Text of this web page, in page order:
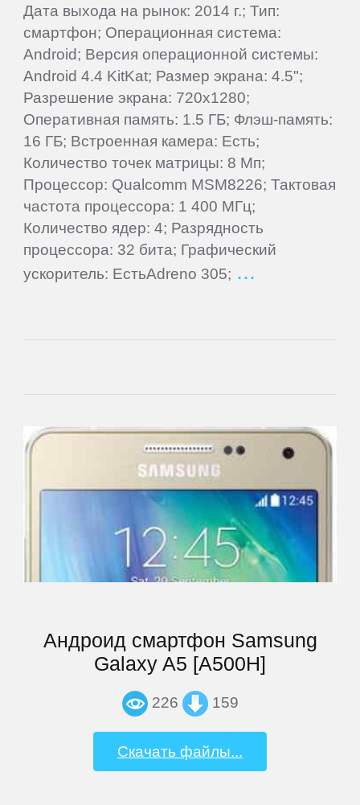
Дата выхода на рынок: 2014 г.; Тип:
смартфон; Операционная система:
Android; Версия операционной системы:
Android 4.4 KitKat; Размер экрана: 4.5";
Разрешение экрана: 720x1280;
Оперативная память: 1.5 ГБ; Флэш-память:
16 ГБ; Встроенная камера: Есть;
Количество точек матрицы: 8 Мп;
Процессор: Qualcomm MSM8226; Тактовая
частота процессора: 1 400 МГц;
Количество ядер: 4; Разрядность
процессора: 32 бита; Графический
ускоритель: ЕстьAdreno 305;
Андроид смартфон Samsung
Galaxy A5 [A500H]
226 159
Скачать файлы...
Motorola
MyPhone
Newman
Nokia
Oinom
OnePlus
Oysters